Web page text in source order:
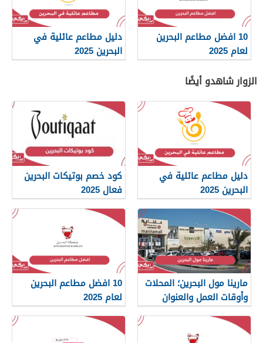
10 افضل مطاعم البحرين
لعام 2025
دليل مطاعم عائلية في
البحرين 2025
الزوار شاهدو أيضًا
دليل مطاعم عائلية في
البحرين 2025
كود خصم بوتيكات البحرين
فعال 2025
مارينا مول البحرين؛ المحلات
وأوقات العمل والعنوان
10 افضل مطاعم البحرين
لعام 2025